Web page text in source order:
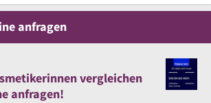
anfragen
vergleichen
anfragen!